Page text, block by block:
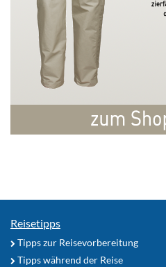
Reisetipps
Tipps zur Reisevorbereitung
Tipps während der Reise